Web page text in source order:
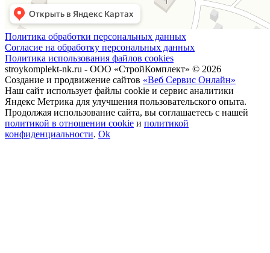
Политика обработки персональных данных
Согласие на обработку персональных данных
Политика использования файлов cookies
stroykomplekt-nk.ru - ООО «СтройКомплект» © 2026
Создание и продвижение сайтов «Веб Сервис Онлайн»
Наш сайт использует файлы cookie и сервис аналитики
Яндекс Метрика для улучшения пользовательского опыта.
Продолжая использование сайта, вы соглашаетесь с нашей
политикой в отношении cookie и политикой
конфиденциальности. Ok